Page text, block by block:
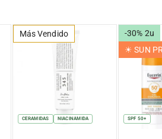
Más Vendido
CERAMIDAS NIACINAMIDA
-30% 2u
☀︎ SUN
SPF 50+